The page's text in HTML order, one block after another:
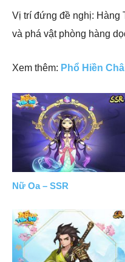
Vị trí đứng đề nghị: Hàng
và phá vật phòng hàng
Xem thêm: Phổ Hiền
Nữ Oa – SSR